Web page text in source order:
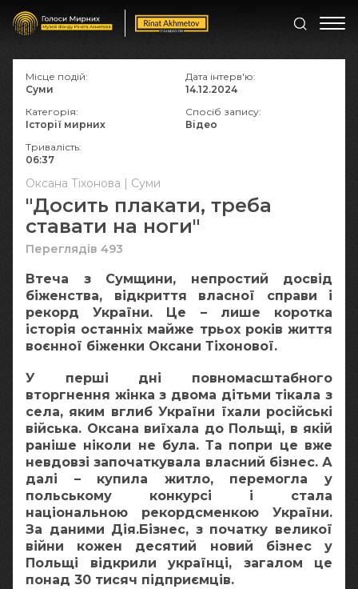
Оксана Тіхонова | Суми
"Досить плакати, треба
ставати на ноги"
Переглядів 493
Втеча з Сумщини, непростий досвід
біженства, відкриття власної справи і
рекорд України. Це – лише коротка
історія останніх майже трьох років життя
воєнної біженки Оксани Тіхонової.
У перші дні повномасштабного
вторгнення жінка з двома дітьми тікала з
села, яким вглиб України їхали російські
війська. Оксана виїхала до Польщі, в якій
раніше ніколи не була. Та попри це вже
невдовзі започаткувала власний бізнес. А
далі – купила житло, перемогла у
польському конкурсі і стала
національною рекордсменкою України.
За даними Дія.Бізнес, з початку великої
війни кожен десятий новий бізнес у
Польщі відкрили українці, загалом це
понад 30 тисяч підприємців.
Місце подій:
Суми
Дата інтерв'ю:
14.12.2024
Категорія:
Історії мирних
Спосіб запису:
Відео
Тривалість:
06:37